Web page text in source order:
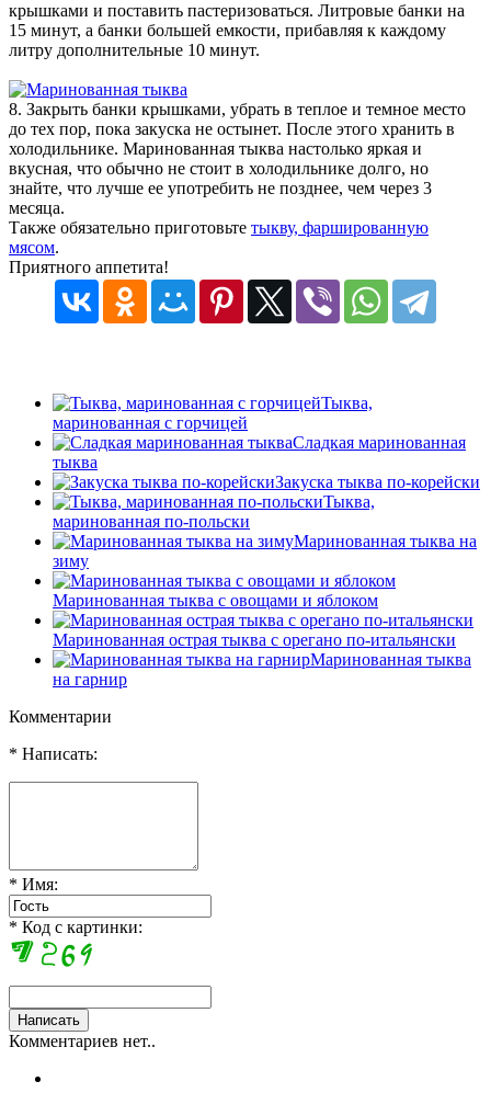
крышками и поставить пастеризоваться. Литровые банки на
15 минут, а банки большей емкости, прибавляя к каждому
литру дополнительные 10 минут.
8. Закрыть банки крышками, убрать в теплое и темное место
до тех пор, пока закуска не остынет. После этого хранить в
холодильнике. Маринованная тыква настолько яркая и
вкусная, что обычно не стоит в холодильнике долго, но
знайте, что лучше ее употребить не позднее, чем через 3
месяца.
Также обязательно приготовьте тыкву, фаршированную
мясом.
Приятного аппетита!
Тыква,
маринованная с горчицей
Сладкая маринованная
тыква
Закуска тыква по-корейски
Тыква,
маринованная по-польски
Маринованная тыква на
зиму
Маринованная тыква с овощами и яблоком
Маринованная острая тыква с орегано по-итальянски
Маринованная тыква
на гарнир
Комментарии
* Написать:
* Имя:
* Код с картинки:
Комментариев нет..